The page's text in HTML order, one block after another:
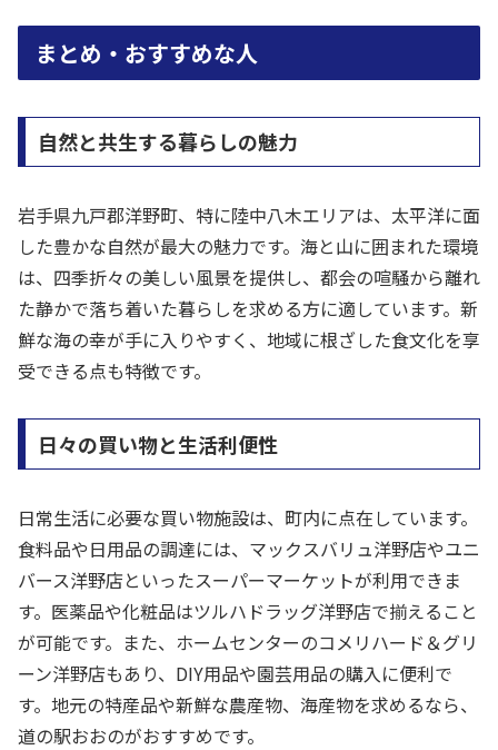
まとめ・おすすめな人
自然と共生する暮らしの魅力
岩手県九戸郡洋野町、特に陸中八木エリアは、太平洋に面
した豊かな自然が最大の魅力です。海と山に囲まれた環境
は、四季折々の美しい風景を提供し、都会の喧騒から離れ
た静かで落ち着いた暮らしを求める方に適しています。新
鮮な海の幸が手に入りやすく、地域に根ざした食文化を享
受できる点も特徴です。
日々の買い物と生活利便性
日常生活に必要な買い物施設は、町内に点在しています。
食料品や日用品の調達には、マックスバリュ洋野店やユニ
バース洋野店といったスーパーマーケットが利用できま
す。医薬品や化粧品はツルハドラッグ洋野店で揃えること
が可能です。また、ホームセンターのコメリハード＆グリ
ーン洋野店もあり、DIY用品や園芸用品の購入に便利で
す。地元の特産品や新鮮な農産物、海産物を求めるなら、
道の駅おおのがおすすめです。